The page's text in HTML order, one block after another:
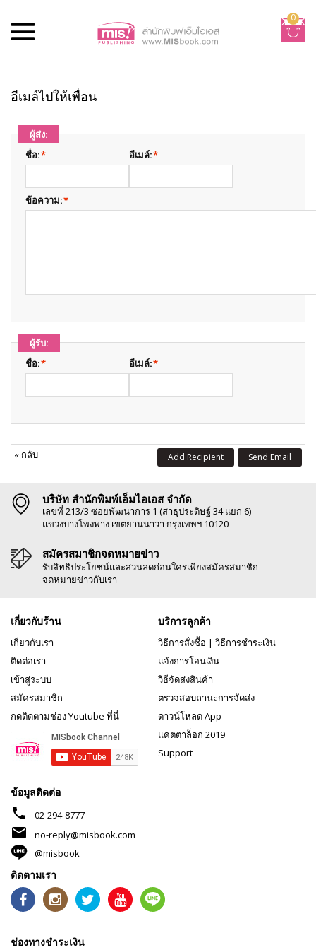
0
อีเมล์ไปให้เพื่อน
ผู้ส่ง:
*
ชื่อ: *
อีเมล์:
*
ข้อความ:
ผู้รับ:
*
ชื่อ: *
อีเมล์:
« กลับ Send Email
Add Recipient
บริษัท สำนักพิมพ์เอ็มไอเอส จำกัด
เลขที่ 213/3 ซอยพัฒนาการ 1 (สาธุประดิษฐ์ 34 แยก 6)
แขวงบางโพงพาง เขตยานนาวา กรุงเทพฯ 10120
สมัครสมาชิกจดหมายข่าว
รับสิทธิประโยชน์และส่วนลดก่อนใครเพียงสมัครสมาชิก
จดหมายข่าวกับเรา
เกี่ยวกับร้าน
เกี่ยวกับเรา
ติดต่อเรา
เข้าสู่ระบบ
สมัครสมาชิก
กดติดตามช่อง Youtube ที่นี่
บริการลูกค้า
วิธีการสั่งซื้อ | วิธีการชำระเงิน
แจ้งการโอนเงิน
วิธีจัดส่งสินค้า
ตรวจสอบถานะการจัดส่ง
ดาวน์โหลด App
แคตตาล็อก 2019
Support
ข้อมูลติดต่อ
phone 02-294-8777
mail
no-reply@misbook.com
@misbook
ติดตามเรา
ช่องทางชำระเงิน